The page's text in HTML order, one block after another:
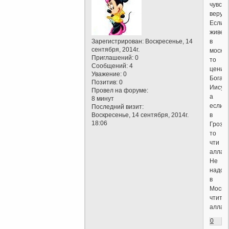
Зарегистрирован: Воскресенье, 14
сентября, 2014г.
Приглашений: 0
Сообщений: 4
Уважение: 0
Позитив: 0
Провел на форуме:
8 минут
Последний визит:
Воскресенье, 14 сентября, 2014г.
18:06
Если
в
москве
то
цени
Бога
а
если
в
то
чти
Не
надо
в
чтить
0